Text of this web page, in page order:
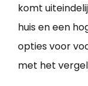
komt
huis en een
opties voor
met het